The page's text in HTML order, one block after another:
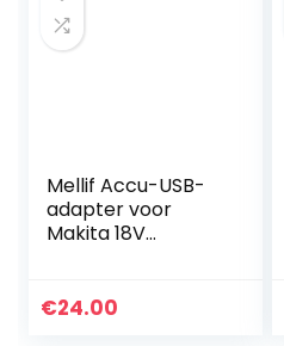
Mellif Accu-USB-
adapter voor
Makita 18V
12V 2A poort & PD
€24.00